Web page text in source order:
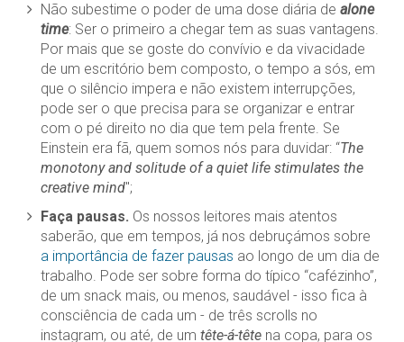
Não subestime o poder de uma dose diária de alone
time: Ser o primeiro a chegar tem as suas vantagens.
Por mais que se goste do convívio e da vivacidade
de um escritório bem composto, o tempo a sós, em
que o silêncio impera e não existem interrupções,
pode ser o que precisa para se organizar e entrar
com o pé direito no dia que tem pela frente. Se
Einstein era fã, quem somos nós para duvidar: “The
monotony and solitude of a quiet life stimulates the
creative mind";
Faça pausas. Os nossos leitores mais atentos
saberão, que em tempos, já nos debruçámos sobre
a importância de fazer pausas ao longo de um dia de
trabalho. Pode ser sobre forma do típico “cafézinho”,
de um snack mais, ou menos, saudável - isso fica à
consciência de cada um - de três scrolls no
instagram, ou até, de um tête-á-tête na copa, para os